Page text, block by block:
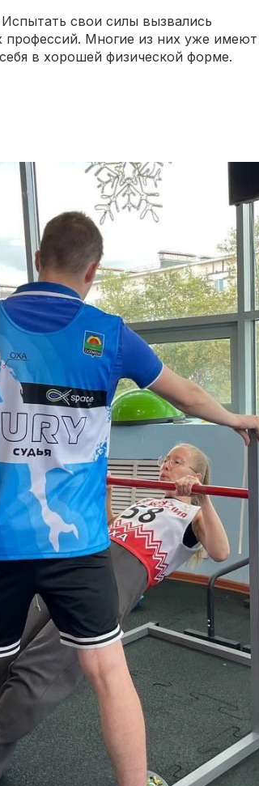
свои силы вызвались
профессий. Многие из них уже имеют
в хорошей физической форме.